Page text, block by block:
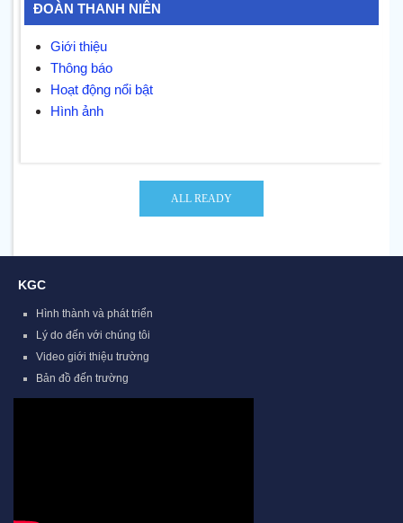
ĐOÀN THANH NIÊN
Giới thiệu
Thông báo
Hoạt động nổi bật
Hình ảnh
KGC
Hình thành và phát triển
Lý do đến với chúng tôi
Video giới thiệu trường
Bản đồ đến trường